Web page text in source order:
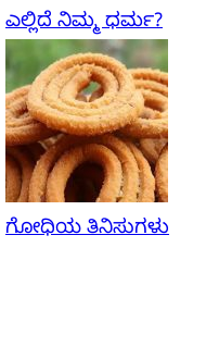
ಎಲ್ಲಿದೆ ನಿಮ್ಮ ಧರ್ಮ?
ಗೋಧಿಯ ತಿನಿಸುಗಳು